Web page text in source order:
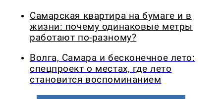
Самарская квартира на бумаге и в
жизни: почему одинаковые метры
работают по-разному?
Волга, Самара и бесконечное лето:
спецпроект о местах, где лето
становится воспоминанием